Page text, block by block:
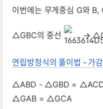
이번에는 무게중심 G와 B,
△GBC의 중선 →
연립방정식의 풀이법 - 가
△ABD - △GBD =
△GAB = △GCA